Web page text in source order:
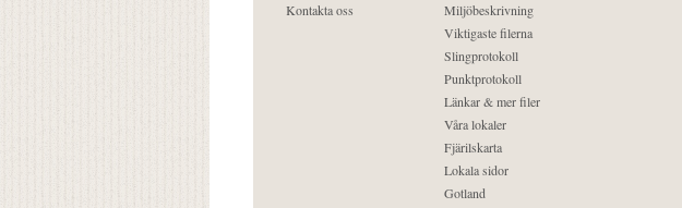
Kontakta oss
Miljöbeskrivning
Viktigaste filerna
Slingprotokoll
Punktprotokoll
Länkar & mer filer
Våra lokaler
Fjärilskarta
Lokala sidor
Gotland